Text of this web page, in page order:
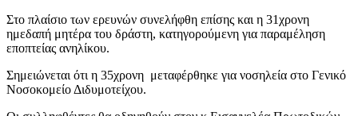
Στο πλαίσιο των ερευνών συνελήφθη επίσης και η 31χρονη
ημεδαπή μητέρα του δράστη, κατηγορούμενη για παραμέληση
εποπτείας ανηλίκου.
Σημειώνεται ότι η 35χρονη μεταφέρθηκε για νοσηλεία στο Γενικό
Νοσοκομείο Διδυμοτείχου.